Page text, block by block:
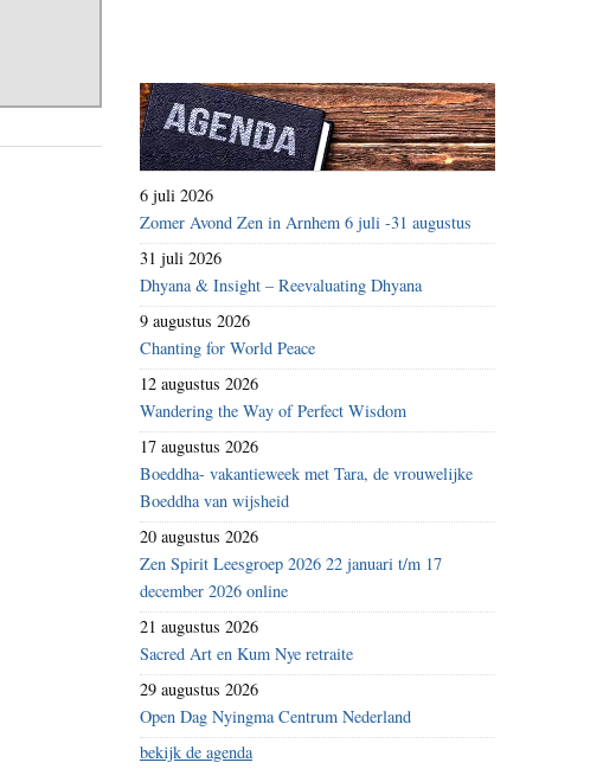
6 juli 2026
Zomer Avond Zen in Arnhem 6 juli -31 augustus
31 juli 2026
Dhyana & Insight – Reevaluating Dhyana
9 augustus 2026
Chanting for World Peace
12 augustus 2026
Wandering the Way of Perfect Wisdom
17 augustus 2026
Boeddha- vakantieweek met Tara, de vrouwelijke
Boeddha van wijsheid
20 augustus 2026
Zen Spirit Leesgroep 2026 22 januari t/m 17
december 2026 online
21 augustus 2026
Sacred Art en Kum Nye retraite
29 augustus 2026
Open Dag Nyingma Centrum Nederland
bekijk de agenda